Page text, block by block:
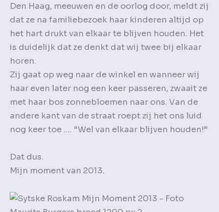
Den Haag, meeuwen en de oorlog door, meldt zij
dat ze na familiebezoek haar kinderen altijd op
het hart drukt van elkaar te blijven houden. Het
is duidelijk dat ze denkt dat wij twee bij elkaar
horen.
Zij gaat op weg naar de winkel en wanneer wij
haar even later nog een keer passeren, zwaait ze
met haar bos zonnebloemen naar ons. Van de
andere kant van de straat roept zij het ons luid
nog keer toe …. “Wel van elkaar blijven houden!”
Dat dus.
Mijn moment van 2013.